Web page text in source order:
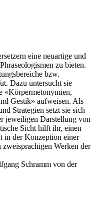
eine neuartige und
zu bieten.
bzw.
Dazu untersucht sie
«Körpermetonymien,
Gestik» aufweisen. Als
Strategien setzt sie sich
jeweiligen Darstellung von
Sicht hilft ihr, einen
in der Konzeption einer
zweisprachigen Werken der
Schramm von der